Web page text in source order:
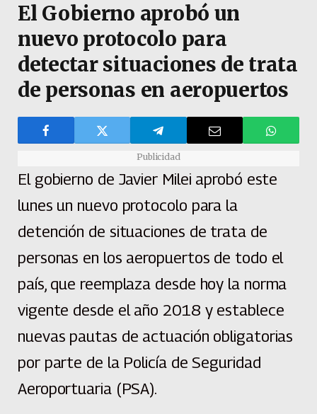
El Gobierno aprobó un
nuevo protocolo para
detectar situaciones de trata
de personas en aeropuertos
Publicidad
El gobierno de Javier Milei aprobó este
lunes un nuevo protocolo para la
detención de situaciones de trata de
personas en los aeropuertos de todo el
país, que reemplaza desde hoy la norma
vigente desde el año 2018 y establece
nuevas pautas de actuación obligatorias
por parte de la Policía de Seguridad
Aeroportuaria (PSA).